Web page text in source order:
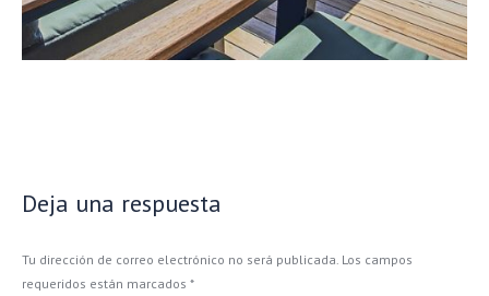
Deja una respuesta
Tu dirección de correo electrónico no será publicada. Los campos
requeridos están marcados *